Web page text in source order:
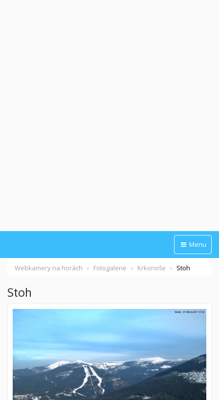
Menu
Webkamery na horách Fotogalerie Krkonoše Stoh
Stoh